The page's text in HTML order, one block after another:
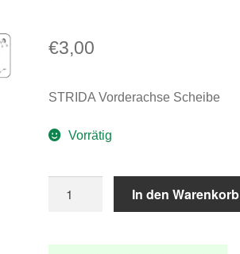
€3,00
STRIDA Vorderachse Scheibe
Vorrätig
Menge
In den Warenkorb